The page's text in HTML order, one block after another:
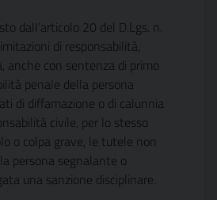
dall’articolo 20 del D.Lgs. n.
di responsabilità,
anche con sentenza di primo
penale della persona
di diffamazione o di calunnia
civile, per lo stesso
o colpa grave, le tutele non
persona segnalante o
una sanzione disciplinare.